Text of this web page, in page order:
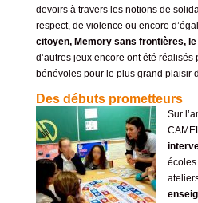
devoirs à travers les notions de
respect, de violence ou encore
citoyen, Memory sans frontières,
d’autres jeux encore ont été réalisés
bénévoles pour le plus grand plaisir
Des débuts prometteurs
Sur
écoles